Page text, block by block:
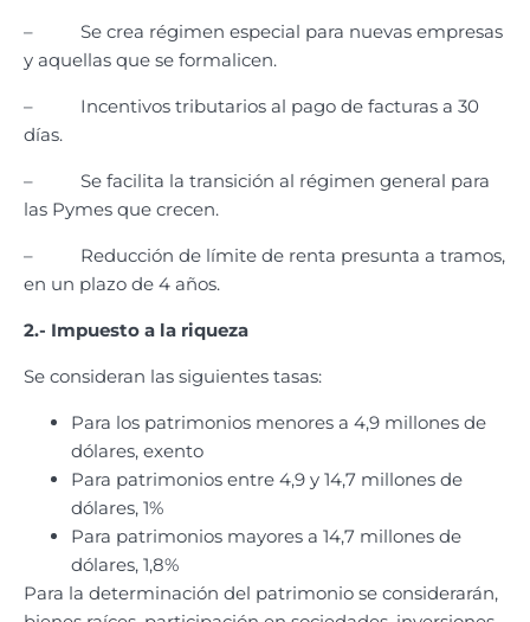
– Se crea régimen especial para nuevas empresas
y aquellas que se formalicen.
– Incentivos tributarios al pago de facturas a 30
días.
– Se facilita la transición al régimen general para
las Pymes que crecen.
– Reducción de límite de renta presunta a tramos,
en un plazo de 4 años.
2.- Impuesto a la riqueza
Se consideran las siguientes tasas:
Para los patrimonios menores a 4,9 millones de
dólares, exento
Para patrimonios entre 4,9 y 14,7 millones de
dólares, 1%
Para patrimonios mayores a 14,7 millones de
dólares, 1,8%
Para la determinación del patrimonio se considerarán,